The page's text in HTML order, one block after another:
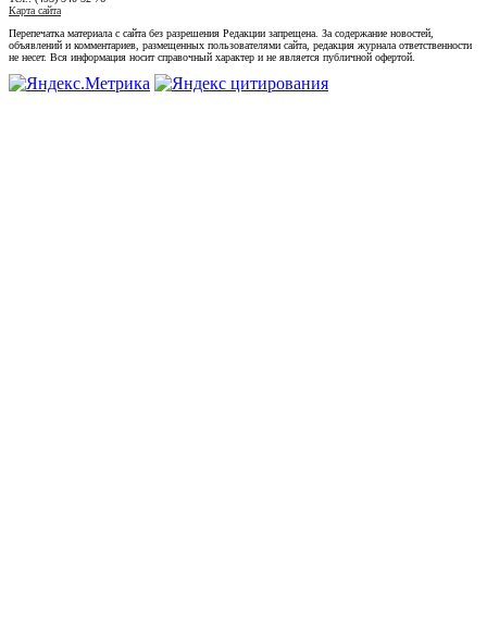
Карта сайта
Перепечатка материала с сайта без разрешения Редакции запрещена. За содержание новостей,
объявлений и комментариев, размещенных пользователями сайта, редакция журнала ответственности
не несет. Вся информация носит справочный характер и не является публичной офертой.